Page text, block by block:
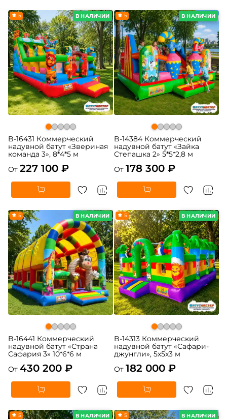
В НАЛИЧИИ
5
B-16431 Коммерческий
надувной батут «Звериная
команда 3», 8*4*5 м
От 227 100 ₽
В НАЛИЧИИ
5
B-14384 Коммерческий
надувной батут «Зайка
Степашка 2» 5*5*2,8 м
От 178 300 ₽
В НАЛИЧИИ
5
B-16441 Коммерческий
надувной батут «Страна
Сафария 3» 10*6*6 м
От 430 200 ₽
В НАЛИЧИИ
5
B-14313 Коммерческий
надувной батут «Сафари-
джунгли», 5x5x3 м
От 182 000 ₽
В НАЛИЧИИ
5 В НАЛИЧИИ
5